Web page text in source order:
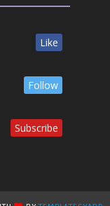
Like
Follow
Subscribe